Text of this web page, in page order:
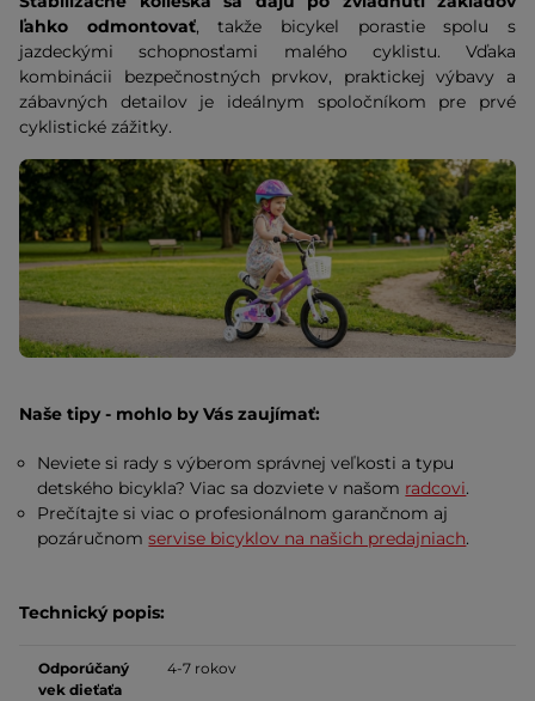
ľahko odmontovať, takže bicykel porastie spolu s
jazdeckými schopnosťami malého cyklistu. Vďaka
kombinácii bezpečnostných prvkov, praktickej výbavy a
zábavných detailov je ideálnym spoločníkom pre prvé
cyklistické zážitky.
Naše tipy - mohlo by Vás zaujímať:
Neviete si rady s výberom správnej veľkosti a typu
detského bicykla? Viac sa dozviete v našom radcovi.
Prečítajte si viac o profesionálnom garančnom aj
pozáručnomservise bicyklov na našich predajniach.
Technický popis:
Odporúčaný
vek dieťaťa
4-7 rokov